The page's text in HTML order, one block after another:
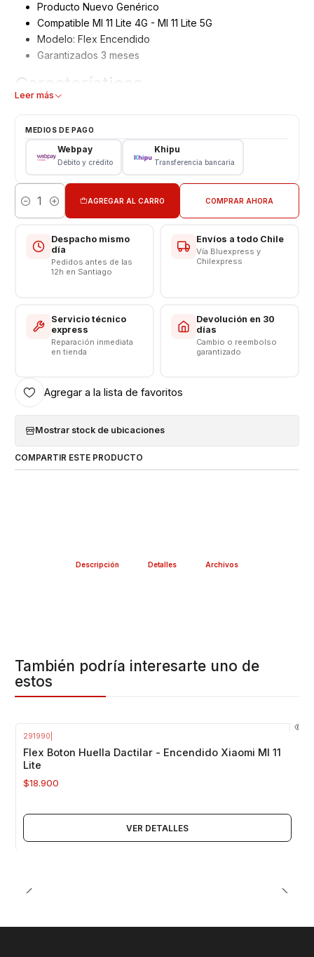
Producto Nuevo Genérico
Compatible MI 11 Lite 4G - MI 11 Lite 5G
Modelo: Flex Encendido
Garantizados 3 meses
Características
Color Negro
CONSULTE POR INSTALACION EN TIENDA
Respaldo VENTAS ELECTRONICAS
Leer más
MEDIOS DE PAGO
Webpay
Débito y crédito
Khipu
Transferencia bancaria
Cantidad
AGREGAR AL CARRO COMPRAR AHORA
Despacho mismo
día
Pedidos antes de las
12h en Santiago
Envíos a todo Chile
Vía Bluexpress y
Chilexpress
Servicio técnico
express
Reparación inmediata
en tienda
Devolución en 30
días
Cambio o reembolso
garantizado
Agregar a la lista de favoritos
Mostrar stock de ubicaciones
COMPARTIR ESTE PRODUCTO
Descripción Detalles Archivos
También podría interesarte uno de
estos
291990
Flex Boton Huella Dactilar - Encendido Xiaomi MI 11
Lite
$18.900
VER DETALLES